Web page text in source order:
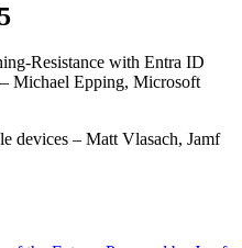
Resistance with Entra ID
Michael Epping, Microsoft
devices – Matt Vlasach, Jamf